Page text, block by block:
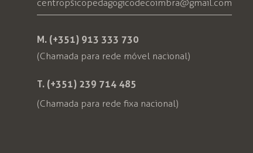
centropsicopedagogicodecoimbra@gmail.com
M. (+351) 913 333 730
(Chamada para rede móvel nacional)
T. (+351) 239 714 485
(Chamada para rede fixa nacional)